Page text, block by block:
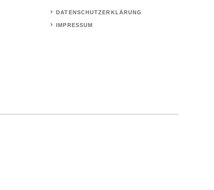
DATENSCHUTZERKLÄRUNG
IMPRESSUM